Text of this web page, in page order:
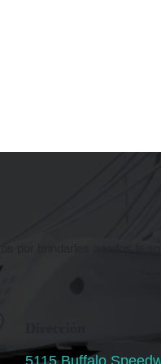
por brindarles a todos la
5115 Buffalo